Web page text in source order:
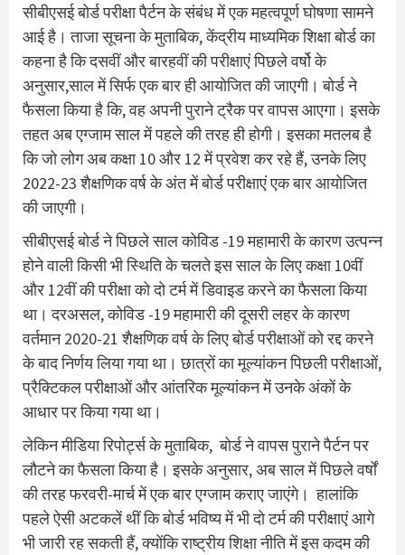
सीबीएसई बोर्ड परीक्षा पैर्टन के संबंध में एक महत्वपूर्ण घोषणा सामने
आई है। ताजा सूचना के मुताबिक, केंद्रीय माध्यमिक शिक्षा बोर्ड का
कहना है कि दसवीं और बारहवीं की परीक्षाएं पिछले वर्षो के
अनुसार,साल में सिर्फ एक बार ही आयोजित की जाएगी। बोर्ड ने
फैसला किया है कि, वह अपनी पुराने ट्रैक पर वापस आएगा। इसके
तहत अब एग्जाम साल में पहले की तरह ही होगी। इसका मतलब है
कि जो लोग अब कक्षा 10 और 12 में प्रवेश कर रहे हैं, उनके लिए
2022-23 शैक्षणिक वर्ष के अंत में बोर्ड परीक्षाएं एक बार आयोजित
की जाएगी।
सीबीएसई बोर्ड ने पिछले साल कोविड -19 महामारी के कारण उत्पन्न
होने वाली किसी भी स्थिति के चलते इस साल के लिए कक्षा 10वीं
और 12वीं की परीक्षा को दो टर्म में डिवाइड करने का फैसला किया
था। दरअसल, कोविड -19 महामारी की दूसरी लहर के कारण
वर्तमान 2020-21 शैक्षणिक वर्ष के लिए बोर्ड परीक्षाओं को रद्द करने
के बाद निर्णय लिया गया था। छात्रों का मूल्यांकन पिछली परीक्षाओं,
प्रैक्टिकल परीक्षाओं और आंतरिक मूल्यांकन में उनके अंकों के
आधार पर किया गया था।
लेकिन मीडिया रिपोर्ट्स के मुताबिक, बोर्ड ने वापस पुराने पैर्टन पर
लौटने का फैसला किया है। इसके अनुसार, अब साल में पिछले वर्षों
की तरह फरवरी-मार्च में एक बार एग्जाम कराए जाएंगे। हालांकि
पहले ऐसी अटकलें थीं कि बोर्ड भविष्य में भी दो टर्म की परीक्षाएं आगे
भी जारी रह सकती हैं, क्योंकि राष्ट्रीय शिक्षा नीति में इस कदम की